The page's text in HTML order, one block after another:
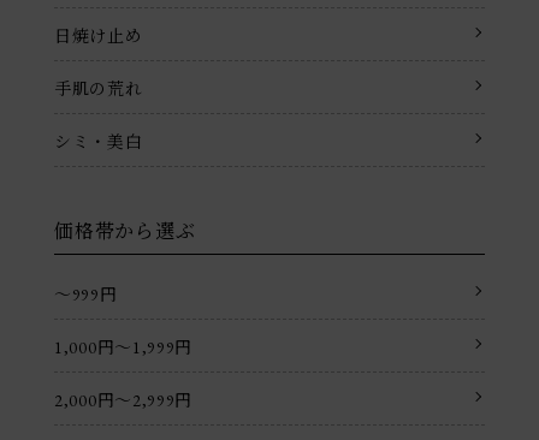
日焼け止め
手肌の荒れ
シミ・美白
価格帯から選ぶ
〜999円
1,000円〜1,999円
2,000円〜2,999円